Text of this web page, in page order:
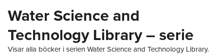
Water Science and
Technology Library – serie
Visar alla böcker i serien Water Science and Technology Library.